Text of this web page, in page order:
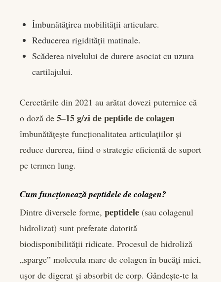
Îmbunătățirea mobilității articulare.
Reducerea rigidității matinale.
Scăderea nivelului de durere asociat cu uzura
cartilajului.
Cercetările din 2021 au arătat dovezi puternice că
o doză de 5–15 g/zi de peptide de colagen
îmbunătățește funcționalitatea articulațiilor și
reduce durerea, fiind o strategie eficientă de suport
pe termen lung.
Cum funcționează peptidele de colagen?
Dintre diversele forme, peptidele (sau colagenul
hidrolizat) sunt preferate datorită
biodisponibilității ridicate. Procesul de hidroliză
„sparge” molecula mare de colagen în bucăți mici,
ușor de digerat și absorbit de corp. Gândește-te la